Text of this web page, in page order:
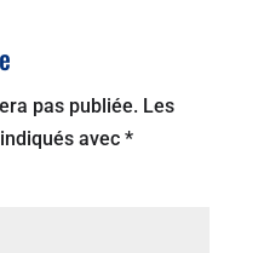
pas publiée. Les
avec *